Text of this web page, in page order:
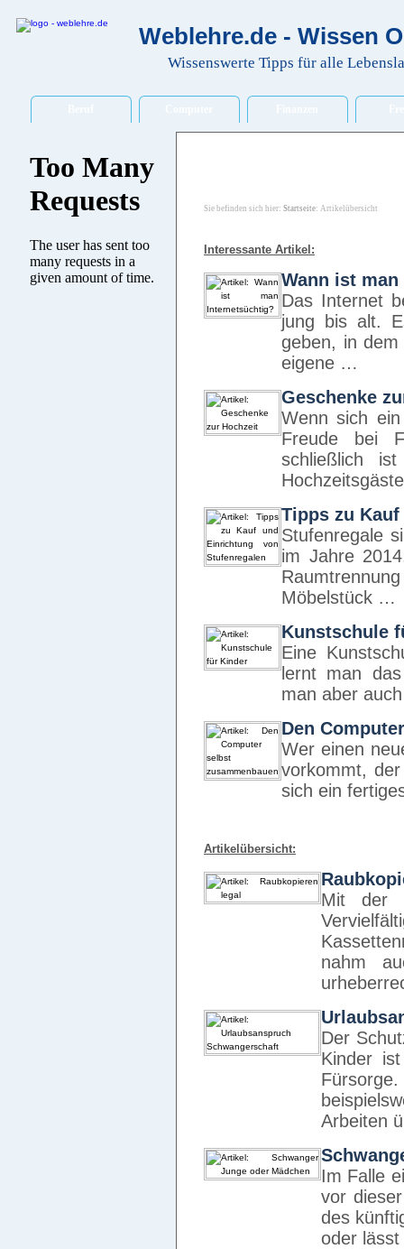
Weblehre.de - Wissen
Wissenswerte Tipps für alle
Sie befinden sich hier: Startseite: Artikelübersicht
Interessante Artikel:
Wann ist
Das Internet
jung bis alt.
geben, in
eigene …
Geschenke
Wenn sich
Freude bei
schließlich
Tipps zu
Stufenregale
im Jahre
Möbelstück …
Kunstschule
Eine
lernt man
man aber
Den
Wer einen
vorkommt,
sich ein
Artikelübersicht:
Mit der
nahm
Der
Kinder
Arbeiten
Im Falle
vor
des
oder